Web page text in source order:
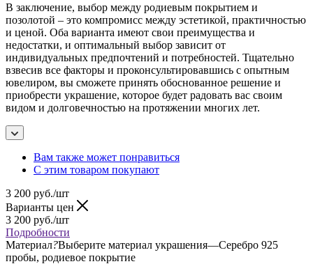
В заключение, выбор между родиевым покрытием и
позолотой – это компромисс между эстетикой, практичностью
и ценой. Оба варианта имеют свои преимущества и
недостатки, и оптимальный выбор зависит от
индивидуальных предпочтений и потребностей. Тщательно
взвесив все факторы и проконсультировавшись с опытным
ювелиром, вы сможете принять обоснованное решение и
приобрести украшение, которое будет радовать вас своим
видом и долговечностью на протяжении многих лет.
Вам также может понравиться
С этим товаром покупают
3 200 руб./шт
Варианты цен
3 200 руб./шт
Подробности
Материал?Выберите материал украшения—Серебро 925
пробы, родиевое покрытие